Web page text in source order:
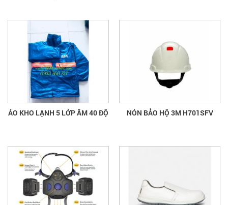
ÁO KHO LẠNH 5 LỚP ÂM 40 ĐỘ NÓN BẢO HỘ 3M H701SFV